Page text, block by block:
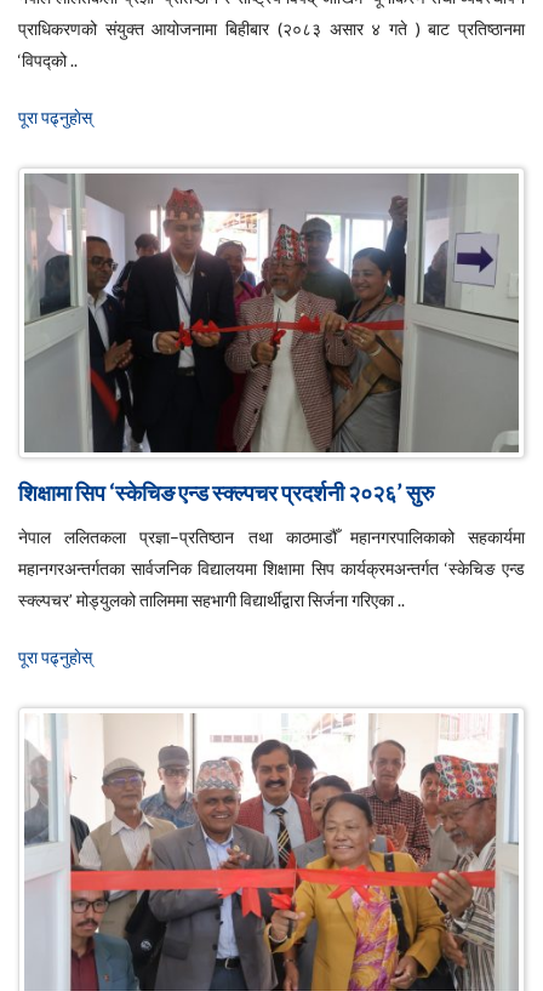
प्राधिकरणको संयुक्त आयोजनामा बिहीबार (२०८३ असार ४ गते ) बाट प्रतिष्ठानमा
‘विपद्को ..
पूरा पढ्नुहाेस्
शिक्षामा सिप ‘स्केचिङ एन्ड स्क्ल्पचर प्रदर्शनी २०२६’ सुरु
नेपाल ललितकला प्रज्ञा–प्रतिष्ठान तथा काठमाडौँ महानगरपालिकाको सहकार्यमा
महानगरअन्तर्गतका सार्वजनिक विद्यालयमा शिक्षामा सिप कार्यक्रमअन्तर्गत ‘स्केचिङ एन्ड
स्क्ल्पचर’ मोड्युलको तालिममा सहभागी विद्यार्थीद्वारा सिर्जना गरिएका ..
पूरा पढ्नुहाेस्